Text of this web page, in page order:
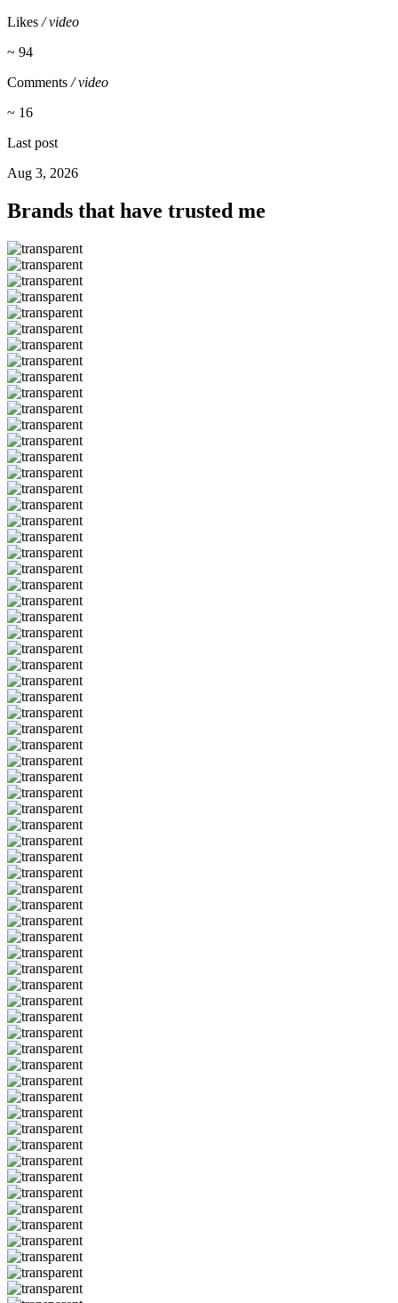
Likes / video
~ 94
Comments / video
~ 16
Last post
Aug 3, 2026
Brands that have trusted me